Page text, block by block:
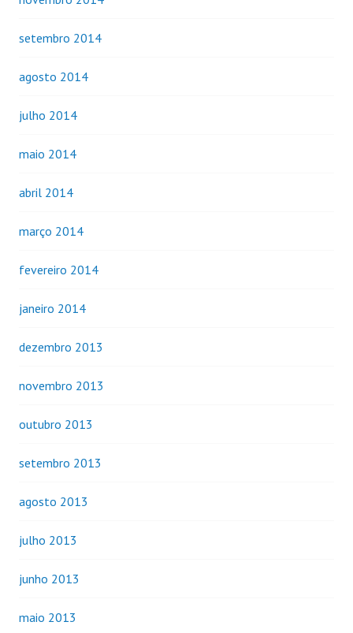
setembro 2014
agosto 2014
julho 2014
maio 2014
abril 2014
março 2014
fevereiro 2014
janeiro 2014
dezembro 2013
novembro 2013
outubro 2013
setembro 2013
agosto 2013
julho 2013
junho 2013
maio 2013